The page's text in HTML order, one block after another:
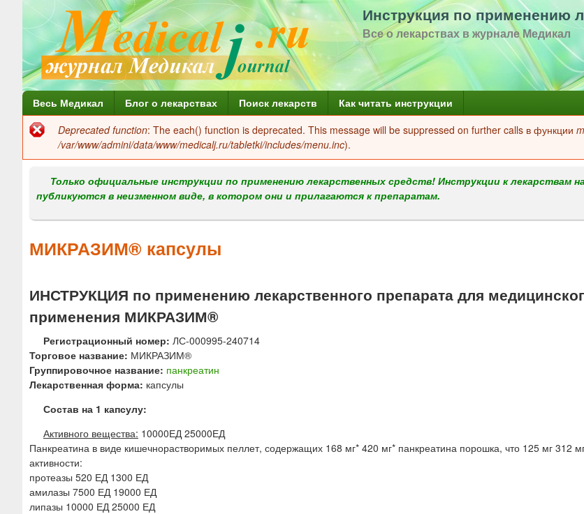
Перейти
к
содержанию
Инструкция по применению
Все о лекарствах в журнале Медикал
Г
л
н
м
н
ю
Весь Медикал Блог о лекарствах Поиск лекарств Как читать инструкции
Сообщение
об
ошибке
Deprecated function: The each() function is deprecated. This message will be suppressed on further calls в функции
/var/www/admini/data/www/medicalj.ru/tabletki/includes/menu.inc).
Только официальные инструкции по применению лекарственных средств! Инструкции к лекарствам
публикуются в неизменном виде, в котором они и прилагаются к препаратам.
МИКРАЗИМ® капсулы
ИНСТРУКЦИЯ по применению лекарственного препарата для
применения МИКРАЗИМ®
Регистрационный номер: ЛС-000995-240714
Торговое название: МИКРАЗИМ®
Группировочное название: панкреатин
Лекарственная форма: капсулы
Состав на 1 капсулу:
Активного вещества: 10000ЕД 25000ЕД
Панкреатина в виде кишечнорастворимых пеллет, содержащих 168 мг* 420 мг* панкреатина порошка, что 125 мг 312 мг
активности:
протеазы 520 ЕД 1300 ЕД
амилазы 7500 ЕД 19000 ЕД
липазы 10000 ЕД 25000 ЕД